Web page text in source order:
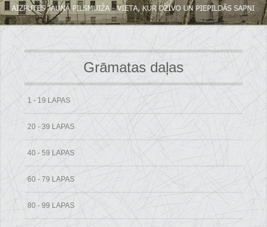
Grāmatas daļas
1 - 19 LAPAS
20 - 39 LAPAS
40 - 59 LAPAS
60 - 79 LAPAS
80 - 99 LAPAS